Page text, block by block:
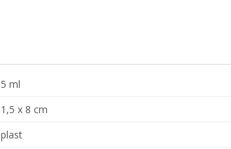
5 ml
1,5 x 8 cm
plast